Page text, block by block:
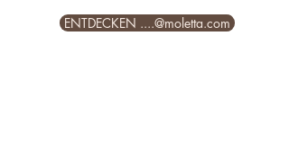
ENTDECKEN ....@moletta.com